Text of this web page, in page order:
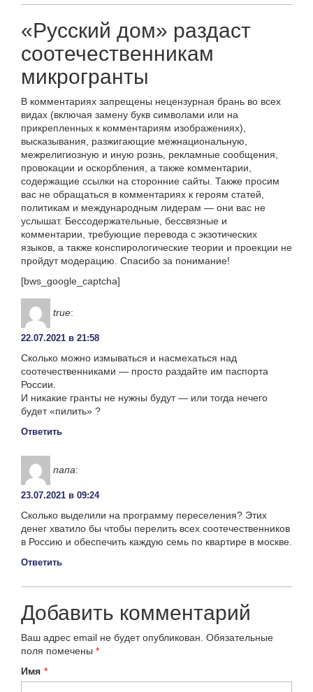
«Русский дом» раздаст
соотечественникам
микрогранты
В комментариях запрещены нецензурная брань во всех
видах (включая замену букв символами или на
прикрепленных к комментариям изображениях),
высказывания, разжигающие межнациональную,
межрелигиозную и иную рознь, рекламные сообщения,
провокации и оскорбления, а также комментарии,
содержащие ссылки на сторонние сайты. Также просим
вас не обращаться в комментариях к героям статей,
политикам и международным лидерам — они вас не
услышат. Бессодержательные, бессвязные и
комментарии, требующие перевода с экзотических
языков, а также конспирологические теории и проекции не
пройдут модерацию. Спасибо за понимание!
[bws_google_captcha]
true:
22.07.2021 в 21:58
Сколько можно измываться и насмехаться над
соотечественниками — просто раздайте им паспорта
России.
И никакие гранты не нужны будут — или тогда нечего
будет «пилить» ?
Ответить
папа:
23.07.2021 в 09:24
Cколько выделили на программу переселения? Этих
денег хватило бы чтобы перелить всех соотечественников
в Россию и обеспечить каждую семь по квартире в москве.
Ответить
Добавить комментарий
Ваш адрес email не будет опубликован. Обязательные
поля помечены *
Имя *